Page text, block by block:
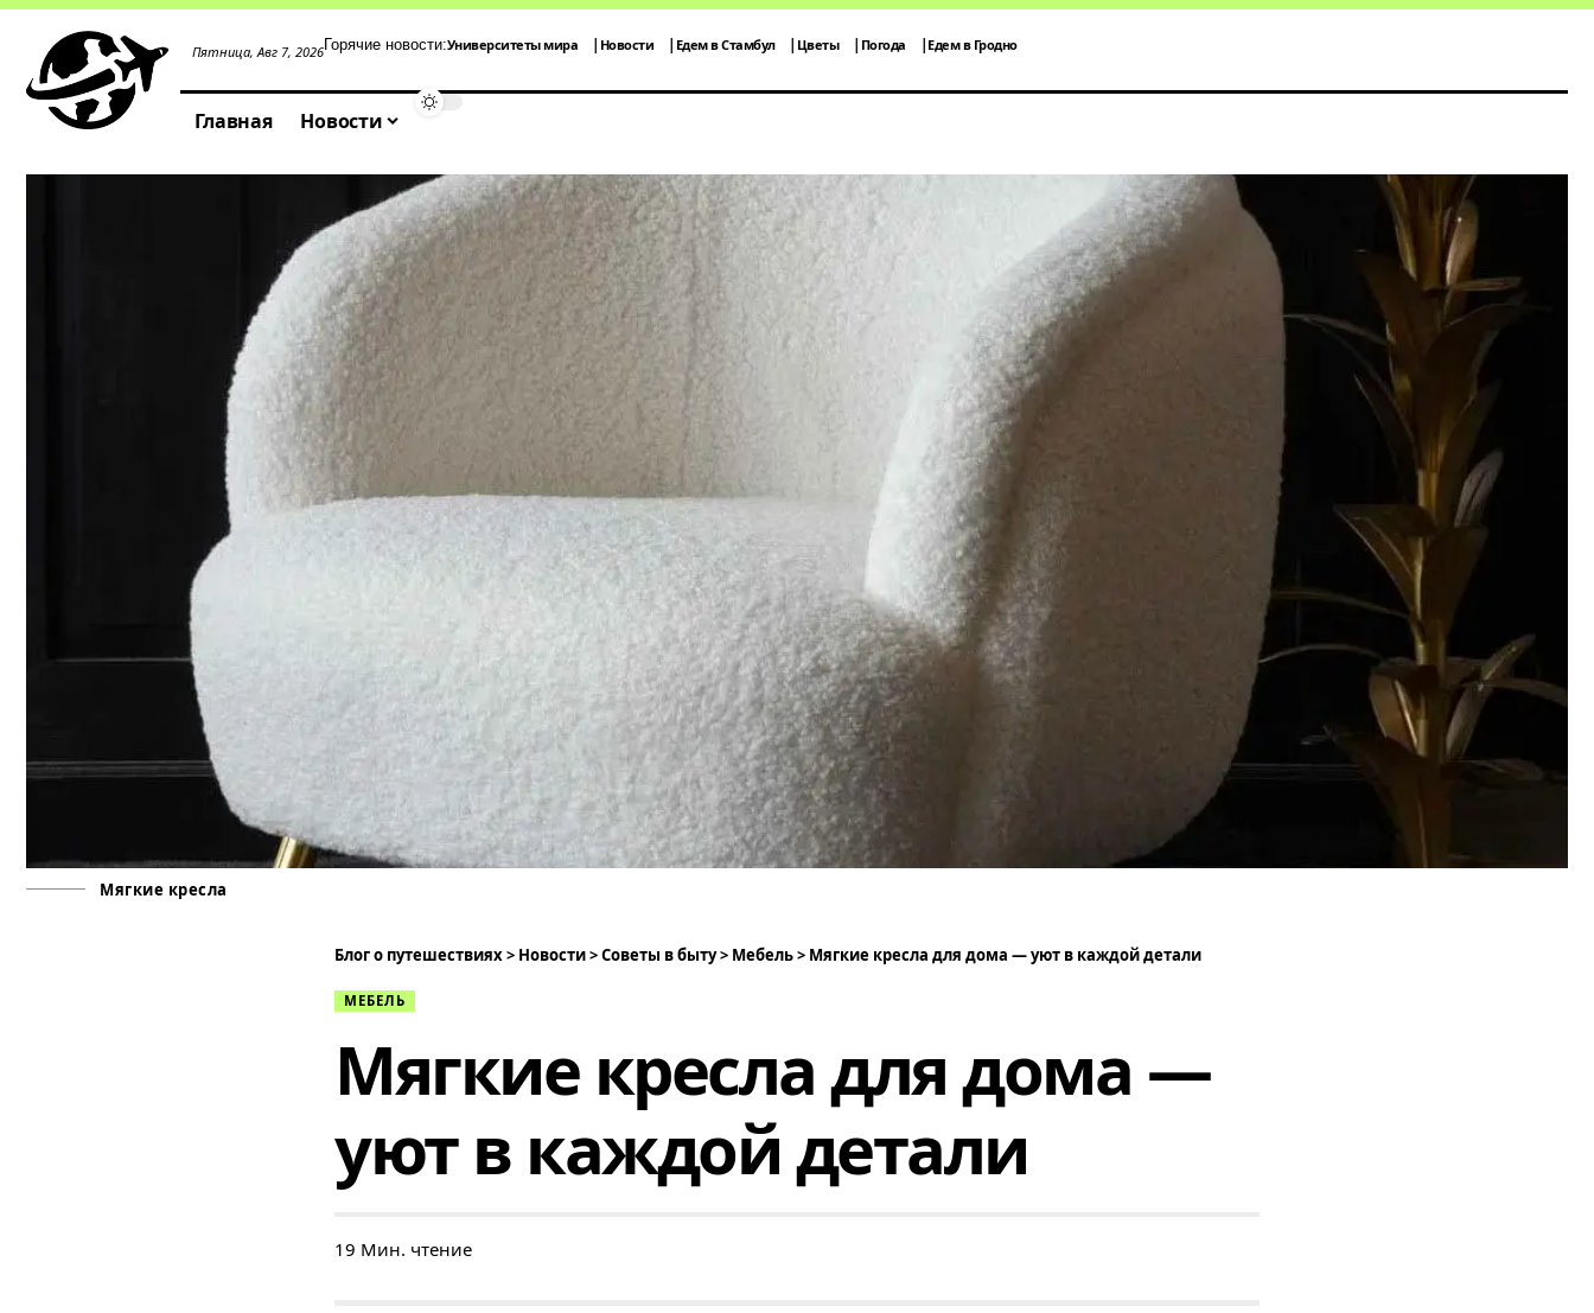
Пятница, Авг 7, 2026Горячие новости:Университеты мира Новости Едем в Стамбул Цветы Погода Едем в Гродно
Главная Новости
Мягкие кресла
Блог о путешествиях> Новости>Советы в быту> Мебель> Мягкие кресла для дома — уют в каждой детали
МЕБЕЛЬ
Мягкие кресла для дома —
уют в каждой детали
19 Мин. чтение